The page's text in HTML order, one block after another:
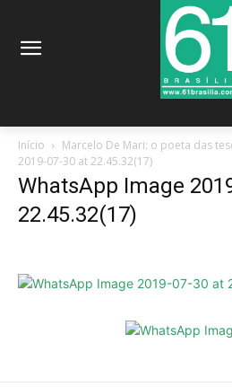
Início Marcelo De Mari: o poeta das
2019-07-30 at 22.45.32(17)
WhatsApp Image
22.45.32(17)